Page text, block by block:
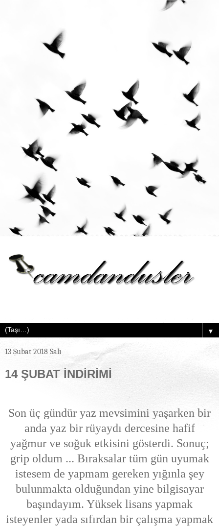
▼
13 Şubat 2018 Salı
14 ŞUBAT İNDİRİMİ
Son üç gündür yaz mevsimini yaşarken bir
anda yaz bir rüyaydı dercesine hafif
yağmur ve soğuk etkisini gösterdi. Sonuç;
grip oldum ... Bıraksalar tüm gün uyumak
istesem de yapmam gereken yığınla şey
bulunmakta olduğundan yine bilgisayar
başındayım. Yüksek lisans yapmak
isteyenler yada sıfırdan bir çalışma yapmak